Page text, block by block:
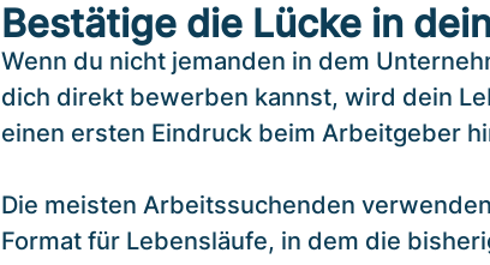
Bestätige die Lücke in
Wenn du nicht jemanden in dem
dich direkt bewerben kannst, wird dein
einen ersten Eindruck beim Arbeitgeber
Die meisten Arbeitssuchenden
Format für Lebensläufe, in dem die